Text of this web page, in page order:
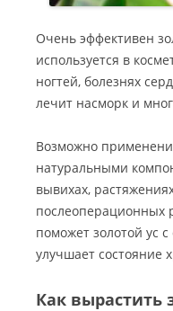
Очень эффективен
используется в
ногтей, болезнях
лечит насморк и
Возможно
натуральными
вывихах,
послеоперационных
поможет золотой ус
улучшает состояние
Как вырастить